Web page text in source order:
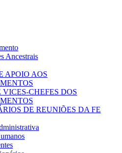
Ancestrais
APOIO AOS
VICES-CHEFES DOS
DE REUNIÕES DA FE